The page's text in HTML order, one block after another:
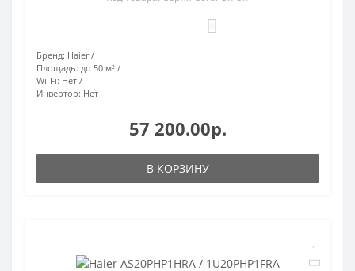
Бренд: Haier
Площадь: до 50 м²
Wi-Fi: Нет
Инвертор: Нет
57 200.00р.
В КОРЗИНУ